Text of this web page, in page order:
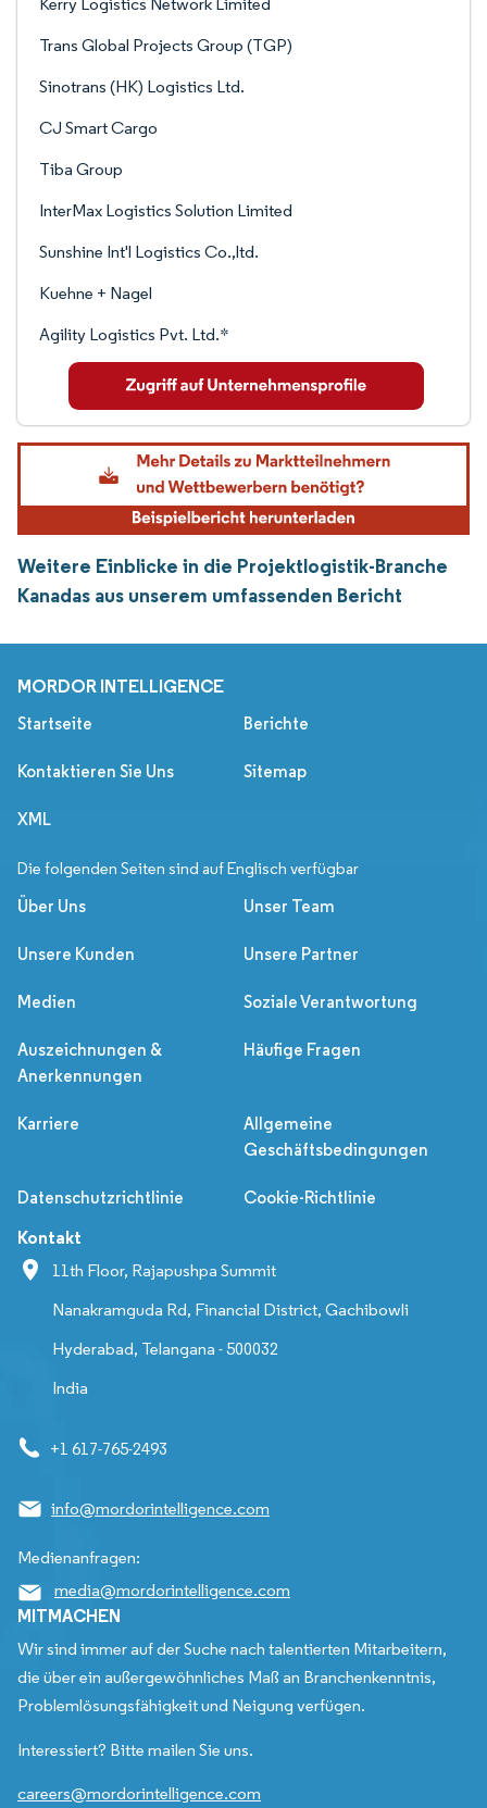
Trans Global Projects Group (TGP)
Sinotrans (HK) Logistics Ltd.
CJ Smart Cargo
Tiba Group
InterMax Logistics Solution Limited
Sunshine Int'l Logistics Co.,ltd.
Kuehne + Nagel
Agility Logistics Pvt. Ltd.*
Weitere Einblicke in die Projektlogistik-Branche
Kanadas aus unserem umfassenden Bericht
MORDOR INTELLIGENCE
Startseite Berichte
Kontaktieren Sie Uns Sitemap
XML
Die folgenden Seiten sind auf Englisch verfügbar
Über Uns Unser Team
Unsere Kunden Unsere Partner
Medien Soziale Verantwortung
Auszeichnungen &
Anerkennungen
Häufige Fragen
Karriere
Allgemeine
Geschäftsbedingungen
Datenschutzrichtlinie Cookie-Richtlinie
Kontakt
11th Floor, Rajapushpa Summit
Nanakramguda Rd, Financial District, Gachibowli
Hyderabad, Telangana - 500032
India
+1 617-765-2493
info@mordorintelligence.com
Medienanfragen:
media@mordorintelligence.com
MITMACHEN
Wir sind immer auf der Suche nach talentierten Mitarbeitern,
die über ein außergewöhnliches Maß an Branchenkenntnis,
Problemlösungsfähigkeit und Neigung verfügen.
Interessiert? Bitte mailen Sie uns.
careers@mordorintelligence.com